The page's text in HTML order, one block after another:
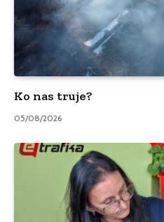
Ko nas truje?
05/08/2026